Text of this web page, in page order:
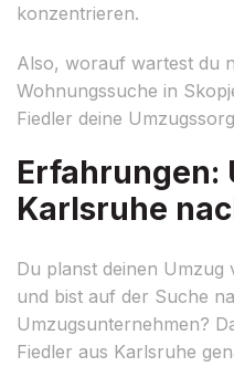
konzentrieren.
Also, worauf wartest du
Wohnungssuche in
Fiedler deine
Erfahrungen:
Karlsruhe
Du planst deinen
und bist auf der Suche
Umzugsunternehmen?
Fiedler aus Karlsruhe